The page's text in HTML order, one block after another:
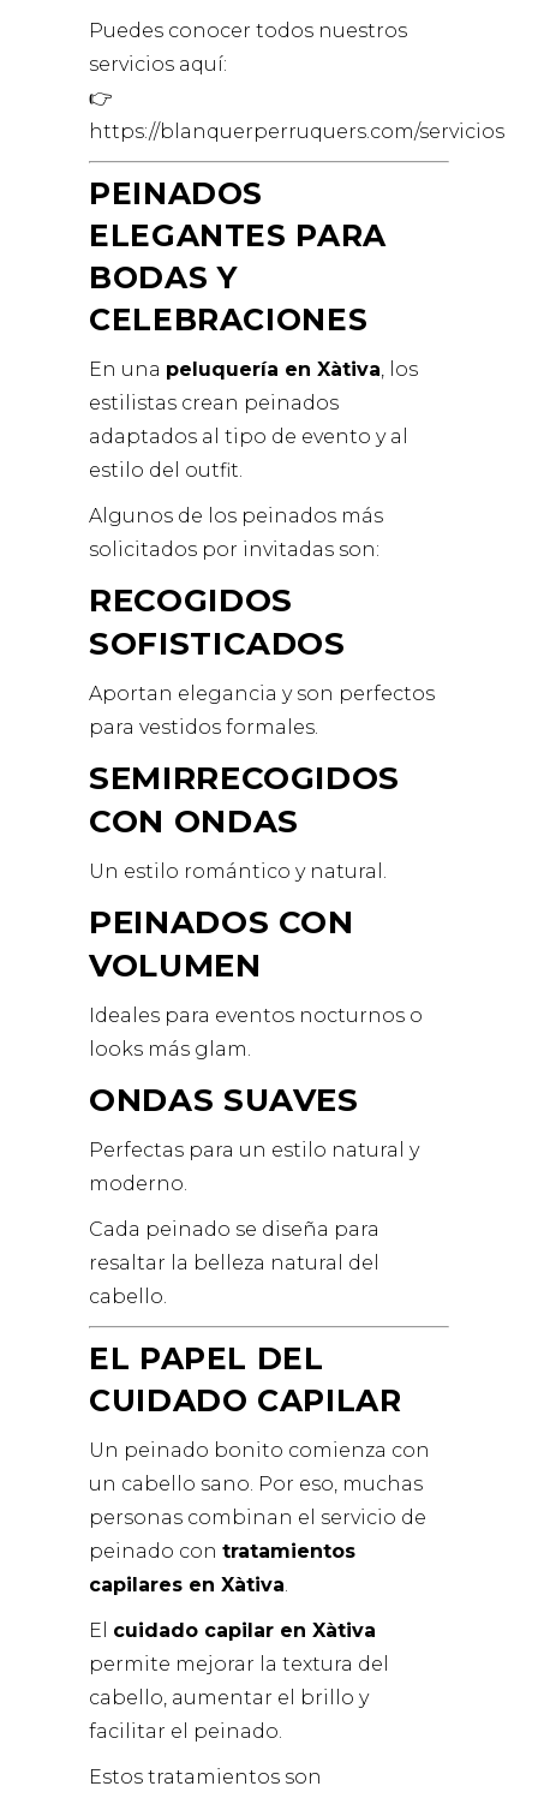
Puedes conocer todos nuestros
servicios aquí:
👉
https://blanquerperruquers.com/servicios
PEINADOS
ELEGANTES PARA
BODAS Y
CELEBRACIONES
En una peluquería en Xàtiva, los
estilistas crean peinados
adaptados al tipo de evento y al
estilo del outfit.
Algunos de los peinados más
solicitados por invitadas son:
RECOGIDOS
SOFISTICADOS
Aportan elegancia y son perfectos
para vestidos formales.
SEMIRRECOGIDOS
CON ONDAS
Un estilo romántico y natural.
PEINADOS CON
VOLUMEN
Ideales para eventos nocturnos o
looks más glam.
ONDAS SUAVES
Perfectas para un estilo natural y
moderno.
Cada peinado se diseña para
resaltar la belleza natural del
cabello.
EL PAPEL DEL
CUIDADO CAPILAR
Un peinado bonito comienza con
un cabello sano. Por eso, muchas
personas combinan el servicio de
peinado con tratamientos
capilares en Xàtiva.
El cuidado capilar en Xàtiva
permite mejorar la textura del
cabello, aumentar el brillo y
facilitar el peinado.
Estos tratamientos son